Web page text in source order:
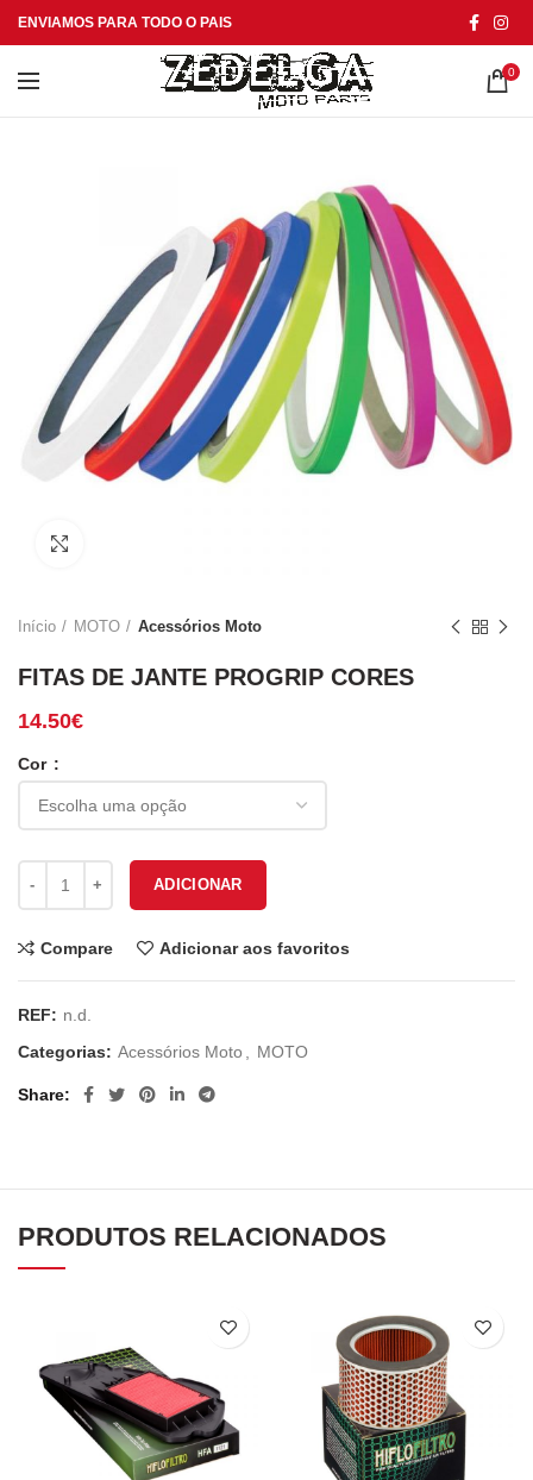
ENVIAMOS PARA TODO O PAIS
0
Início MOTO Acessórios Moto
FITAS DE JANTE PROGRIP CORES
14.50€
Cor
ADICIONAR
Compare Adicionar aos favoritos
REF: n.d.
Categorias: Acessórios Moto MOTO
Share
PRODUTOS RELACIONADOS